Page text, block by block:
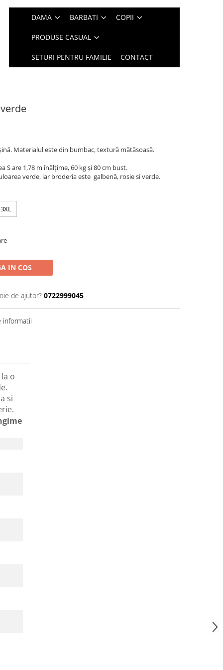
DAMA BARBATI COPII
PRODUSE CASUAL
SETURI PENTRU FAMILIE CONTACT
Materialul este din bumbac, textură mătăsoasă.
are 1,78 m înălțime, 60 kg și 80 cm bust.
verde, iar broderia este galbenă, rosie si verde.
3XL
IN COS
de ajutor? 0722999045
informatii
o
si